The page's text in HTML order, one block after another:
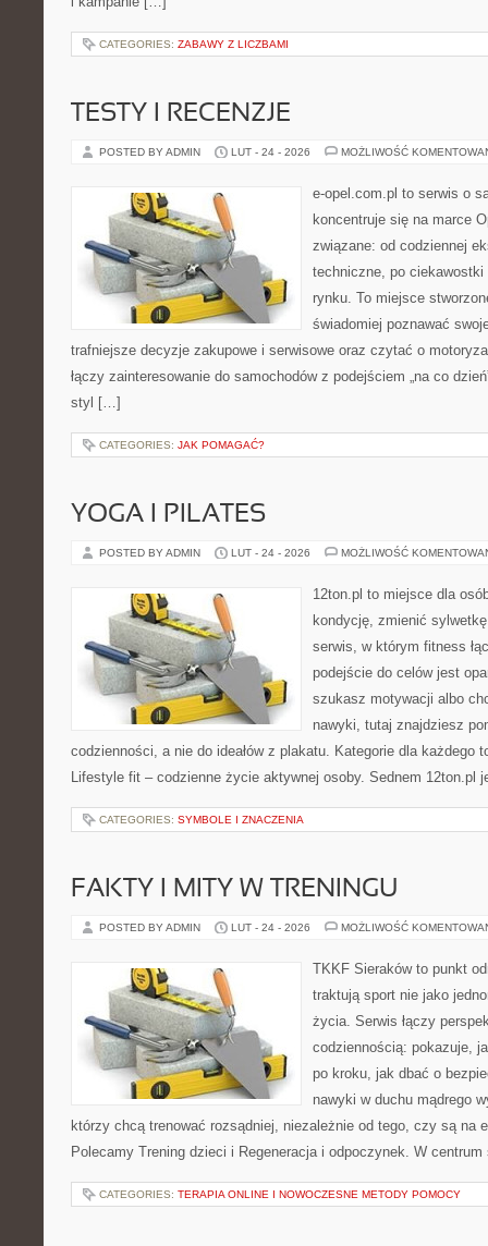
CATEGORIES: ZABAWY Z LICZBAMI
TESTY I RECENZJE
POSTED BY ADMIN LUT - 24 - 2026 MOŻLIWOŚĆ
e-opel.com.pl to serwis o
koncentruje się na marce
związane: od codziennej
techniczne, po
rynku. To miejsce
świadomiej poznawać
trafniejsze decyzje zakupowe i serwisowe oraz czytać o
łączy zainteresowanie do samochodów z podejściem „na co
styl […]
CATEGORIES: JAK POMAGAĆ?
YOGA I PILATES
POSTED BY ADMIN LUT - 24 - 2026 MOŻLIWOŚĆ
12ton.pl to miejsce dla
kondycję, zmienić
serwis, w którym fitness
podejście do celów jest
szukasz motywacji albo
nawyki, tutaj znajdziesz
codzienności, a nie do ideałów z plakatu. Kategorie dla każdego
Lifestyle fit – codzienne życie aktywnej osoby. Sednem 12ton.pl
CATEGORIES: SYMBOLE I ZNACZENIA
FAKTY I MITY W TRENINGU
POSTED BY ADMIN LUT - 24 - 2026 MOŻLIWOŚĆ
TKKF Sieraków to punkt
traktują sport nie jako
życia. Serwis łączy
codziennością: pokazuje,
po kroku, jak dbać o
nawyki w duchu mądrego
którzy chcą trenować rozsądniej, niezależnie od tego, czy są na
Polecamy Trening dzieci i Regeneracja i odpoczynek. W
CATEGORIES: TERAPIA ONLINE I NOWOCZESNE METODY POMOCY